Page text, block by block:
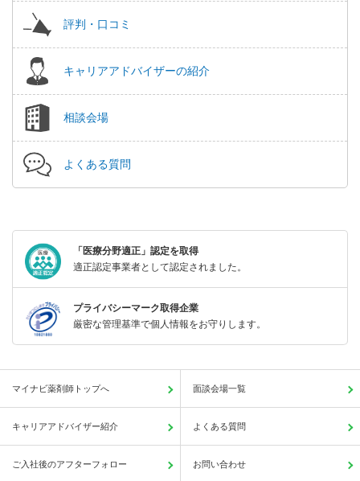
評判・口コミ
キャリアアドバイザーの紹介
相談会場
よくある質問
「医療分野適正」認定を取得
適正認定事業者として認定されました。
プライバシーマーク取得企業
厳密な管理基準で個人情報をお守りします。
マイナビ薬剤師トップへ 面談会場一覧
キャリアアドバイザー紹介 よくある質問
ご入社後のアフターフォロー お問い合わせ